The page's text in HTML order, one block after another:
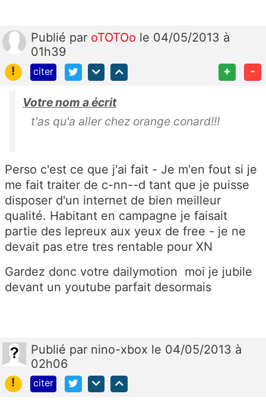
Publié par oTOTOo le 04/05/2013 à
01h39
!
citer + -
Votre nom a écrit
t'as qu'a aller chez orange conard!!!
Perso c'est ce que j'ai fait - Je m'en fout si je
me fait traiter de c-nn--d tant que je puisse
disposer d'un internet de bien meilleur
qualité. Habitant en campagne je faisait
partie des lepreux aux yeux de free - je ne
devait pas etre tres rentable pour XN
Gardez donc votre dailymotion moi je jubile
devant un youtube parfait desormais
Publié par nino-xbox le 04/05/2013 à
02h06
!
citer